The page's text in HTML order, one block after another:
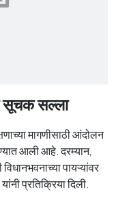
सूचक सल्ला
मागणीसाठी आंदोलन
आली आहे. दरम्यान,
पायऱ्यांवर
प्रतिक्रिया दिली.